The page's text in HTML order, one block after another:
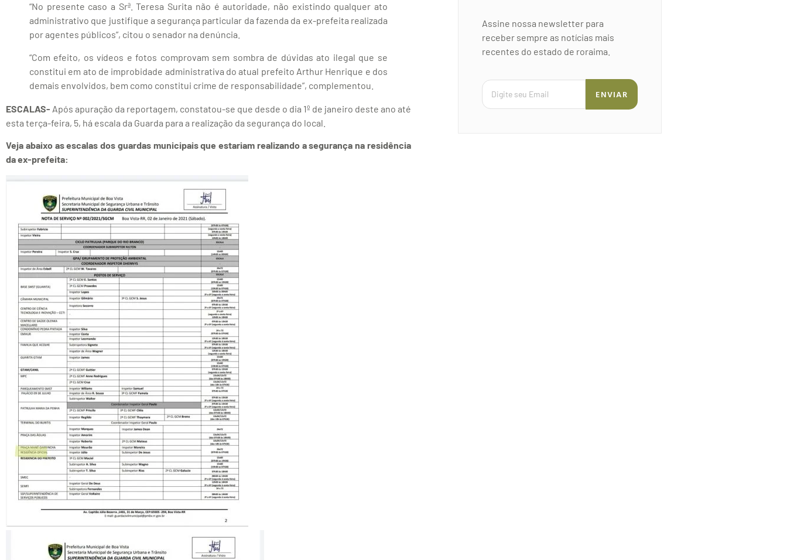
“No presente caso a Srª. Teresa Surita não é autoridade, não existindo qualquer ato
administrativo que justifique a segurança particular da fazenda da ex-prefeita realizada
por agentes públicos”, citou o senador na denúncia.
“Com efeito, os vídeos e fotos comprovam sem sombra de dúvidas ato ilegal que se
constitui em ato de improbidade administrativa do atual prefeito Arthur Henrique e dos
demais envolvidos, bem como constitui crime de responsabilidade”, complementou.
ESCALAS- Após apuração da reportagem, constatou-se que desde o dia 1º de janeiro deste ano até
esta terça-feira, 5, há escala da Guarda para a realização da segurança do local.
Veja abaixo as escalas dos guardas municipais que estariam realizando a segurança na residência
da ex-prefeita:
Assine nossa newsletter para
receber sempre as notícias mais
recentes do estado de roraima.
ENVIAR